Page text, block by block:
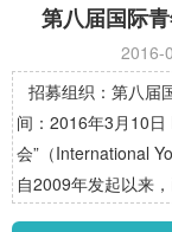
第八届国际
2016-
招募组织：第八届
间：2016年3月10日
会”（International
自2009年发起以来